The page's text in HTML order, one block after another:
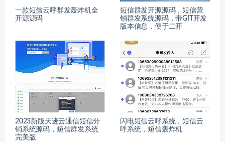
一款短信云呼群发轰炸机全
开源源码
短信群发开源源码，短信营
销群发系统源码，带GIT开发
版本信息，便于二开
2023新版天迹云通信短信分
销系统源码，短信群发系统
完美版
闪电短信云呼系统，短信云
呼系统，短信轰炸机